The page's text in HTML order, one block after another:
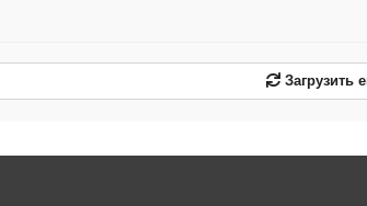
Загрузить